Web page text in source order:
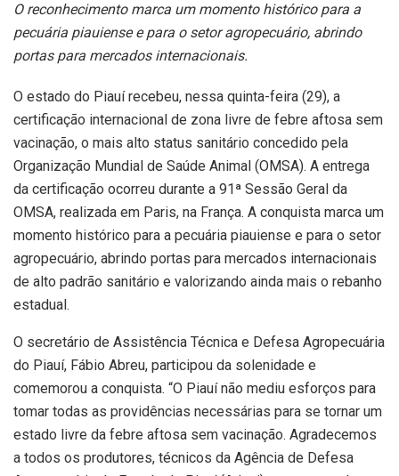
O reconhecimento marca um momento histórico para a
pecuária piauiense e para o setor agropecuário, abrindo
portas para mercados internacionais.
O estado do Piauí recebeu, nessa quinta-feira (29), a
certificação internacional de zona livre de febre aftosa sem
vacinação, o mais alto status sanitário concedido pela
Organização Mundial de Saúde Animal (OMSA). A entrega
da certificação ocorreu durante a 91ª Sessão Geral da
OMSA, realizada em Paris, na França. A conquista marca um
momento histórico para a pecuária piauiense e para o setor
agropecuário, abrindo portas para mercados internacionais
de alto padrão sanitário e valorizando ainda mais o rebanho
estadual.
O secretário de Assistência Técnica e Defesa Agropecuária
do Piauí, Fábio Abreu, participou da solenidade e
comemorou a conquista. “O Piauí não mediu esforços para
tomar todas as providências necessárias para se tornar um
estado livre da febre aftosa sem vacinação. Agradecemos
a todos os produtores, técnicos da Agência de Defesa